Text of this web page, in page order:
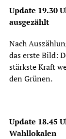
Update 19.30
ausgezählt
Nach
das erste Bild:
stärkste Kraft
den Grünen.
Update 18.45
Wahllokalen